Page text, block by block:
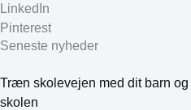
LinkedIn
Pinterest
Seneste nyheder
Træn skolevejen med dit barn og
skolen